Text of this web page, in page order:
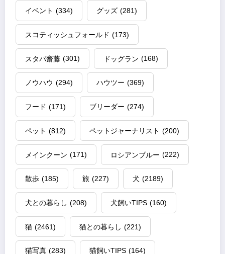
イベント (334) グッズ (281)
スコティッシュフォールド (173)
スタパ齋藤 (301) ドッグラン (168)
ノウハウ (294) ハウツー (369)
フード (171) ブリーダー (274)
ペット (812) ペットジャーナリスト (200)
メインクーン (171) ロシアンブルー (222)
散歩 (185) 旅 (227) 犬 (2189)
犬との暮らし (208) 犬飼いTIPS (160)
猫 (2461) 猫との暮らし (221)
猫写真 (283) 猫飼いTIPS (164)